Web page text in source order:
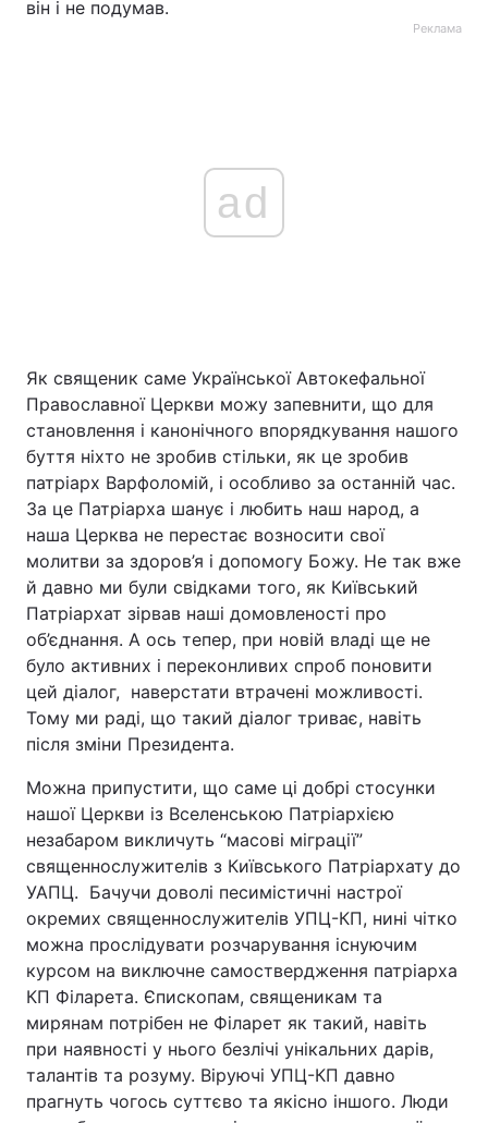
він і не подумав.
Реклама
ad
Як священик саме Української Автокефальної
Православної Церкви можу запевнити, що для
становлення і канонічного впорядкування нашого
буття ніхто не зробив стільки, як це зробив
патріарх Варфоломій, і особливо за останній час.
За це Патріарха шанує і любить наш народ, а
наша Церква не перестає возносити свої
молитви за здоров’я і допомогу Божу. Не так вже
й давно ми були свідками того, як Київський
Патріархат зірвав наші домовленості про
об’єднання. А ось тепер, при новій владі ще не
було активних і переконливих спроб поновити
цей діалог, наверстати втрачені можливості.
Тому ми раді, що такий діалог триває, навіть
після зміни Президента.
Можна припустити, що саме ці добрі стосунки
нашої Церкви із Вселенською Патріархією
незабаром викличуть “масові міграції”
священнослужителів з Київського Патріархату до
УАПЦ. Бачучи доволі песимістичні настрої
окремих священнослужителів УПЦ-КП, нині чітко
можна прослідувати розчарування існуючим
курсом на виключне самоствердження патріарха
КП Філарета. Єпископам, священикам та
мирянам потрібен не Філарет як такий, навіть
при наявності у нього безлічі унікальних дарів,
талантів та розуму. Віруючі УПЦ-КП давно
прагнуть чогось суттєво та якісно іншого. Люди